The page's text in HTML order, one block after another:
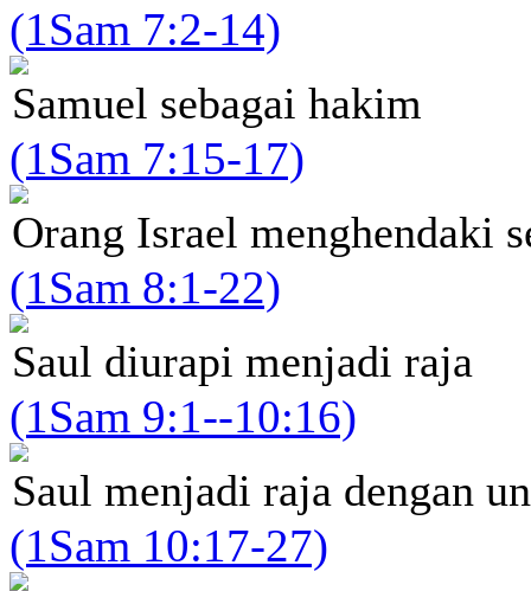
(1Sam 7:2-14)
Samuel sebagai hakim
(1Sam 7:15-17)
Orang Israel menghendaki
(1Sam 8:1-22)
Saul diurapi menjadi raja
(1Sam 9:1--10:16)
Saul menjadi raja dengan
(1Sam 10:17-27)